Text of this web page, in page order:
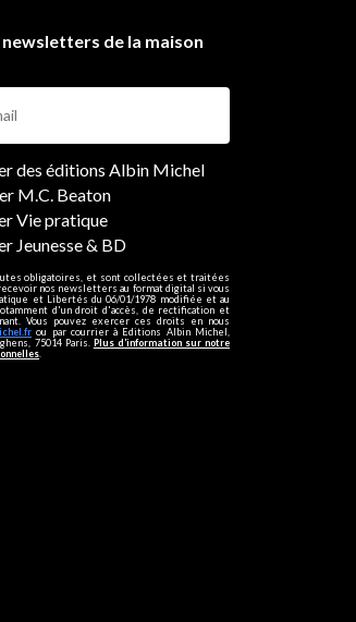
de la maison
des éditions Albin Michel
M.C. Beaton
Vie pratique
Jeunesse & BD
obligatoires, et sont collectées et traitées
nos newsletters au format digital si vous
et Libertés du 06/01/1978 modifiée et au
d'un droit d'accès, de rectification et
Vous pouvez exercer ces droits en nous
ou par courrier à Editions Albin Michel,
75014 Paris. Plus d’information sur notre